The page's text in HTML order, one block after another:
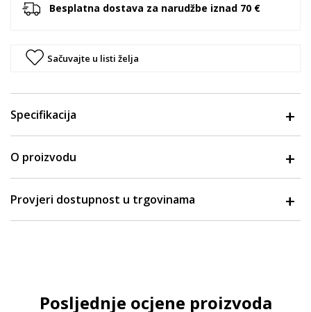
Besplatna dostava za narudžbe iznad 70 €
Sačuvajte u listi želja
Specifikacija
O proizvodu
Provjeri dostupnost u trgovinama
Posljednje ocjene proizvoda